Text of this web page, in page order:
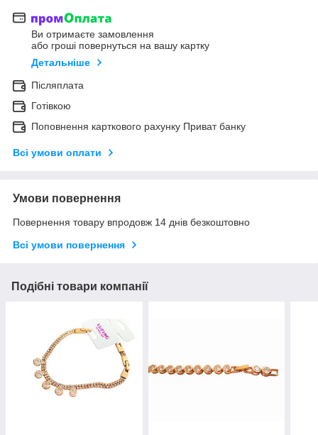
Ви отримаєте замовлення
або гроші повернуться на вашу картку
Детальніше
Післяплата
Готівкою
Поповнення карткового рахунку Приват банку
Всі умови оплати
Умови повернення
Повернення товару впродовж 14 днів безкоштовно
Всі умови повернення
Подібні товари компанії